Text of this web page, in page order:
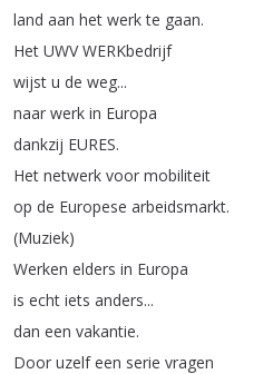
land aan het werk te gaan.
Het UWV WERKbedrijf
wijst u de weg...
naar werk in Europa
dankzij EURES.
Het netwerk voor mobiliteit
op de Europese arbeidsmarkt.
(Muziek)
Werken elders in Europa
is echt iets anders...
dan een vakantie.
Door uzelf een serie vragen